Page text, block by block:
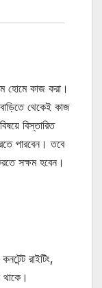
হোমে কাজ করা।
থেকেই কাজ
বিস্তারিত
পারবেন। তবে
সক্ষম হবেন।
রাইটিং,
থাকে।